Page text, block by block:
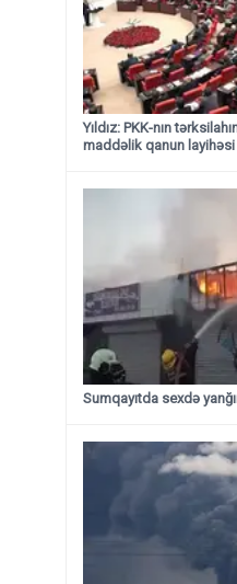
Yıldız: PKK-nın
maddəlik qanun
Sumqayıtda sexdə